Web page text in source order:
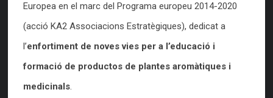
Europea en el marc del Programa europeu 2014-2020
(acció KA2 Associacions Estratègiques), dedicat a
l’enfortiment de noves vies per a l’educació i
formació de productos de plantes aromàtiques i
medicinals.